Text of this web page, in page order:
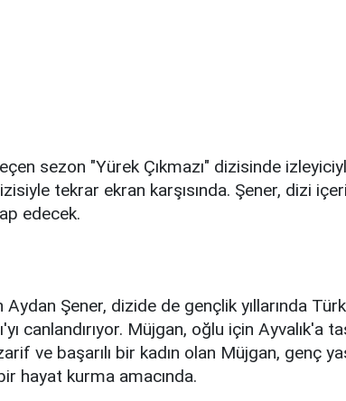
sezon "Yürek Çıkmazı" dizisinde
tekrar ekran karşısında. Şener, dizi
edecek.
Şener, dizide de gençlik yıllarında
canlandırıyor. Müjgan, oğlu için Ayvalık'a
ve başarılı bir kadın olan Müjgan, genç
hayat kurma amacında.